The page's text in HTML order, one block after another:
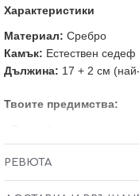
Характеристики
Материал: Сребро
Камък: Естествен седеф
Дължина: 17 + 2 см
Твоите предимства:
за
·Гаранция от 6 месеца
·Тест и преглед
· Произведено в
РЕВЮТА